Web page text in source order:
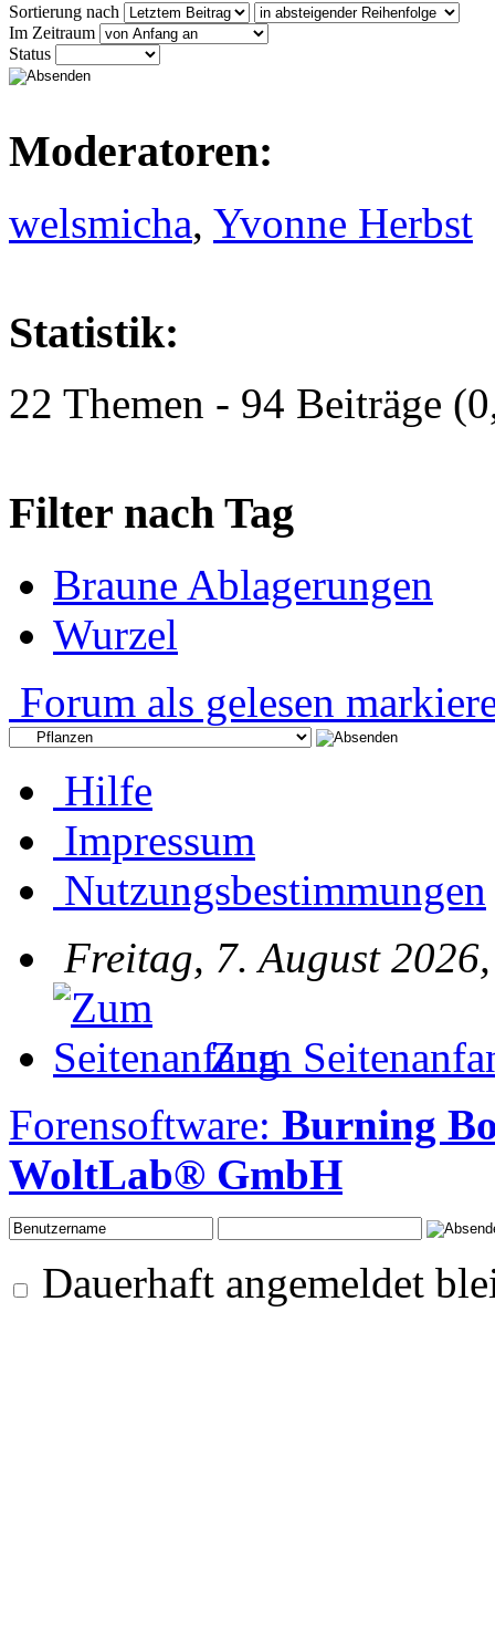
Sortierung nach
Im Zeitraum
Status
Moderatoren:
welsmicha, Yvonne Herbst
Statistik:
22 Themen - 94 Beiträge
Filter nach Tag
Braune Ablagerungen
Wurzel
Forum als gelesen
Hilfe
Impressum
Nutzungsbestimmungen
Freitag, 7. August
Zum
Forensoftware: Burning
WoltLab® GmbH
Dauerhaft angemeldet